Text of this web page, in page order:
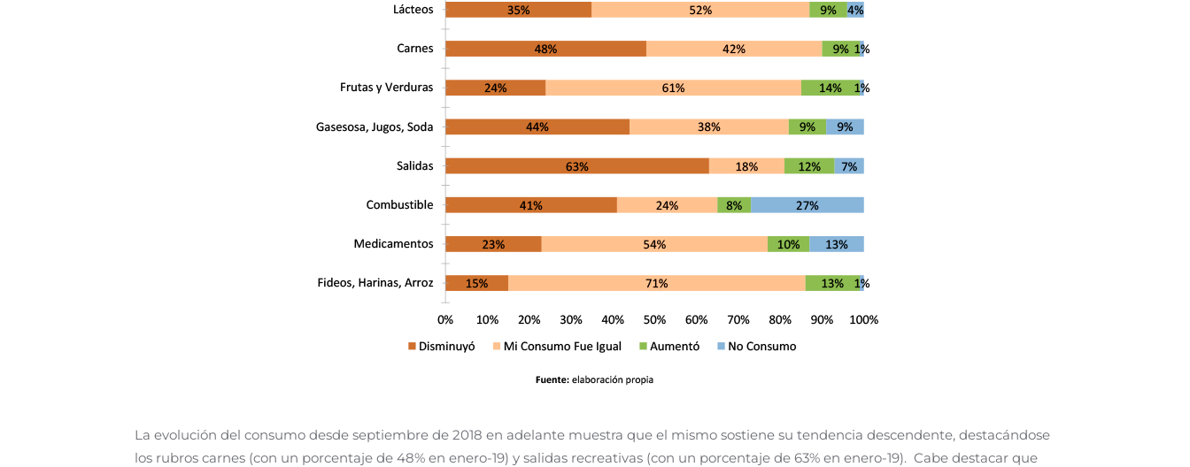
La evolución del consumo desde septiembre de 2018 en adelante muestra que el mismo sostiene su tendencia descendente, destacándose
los rubros carnes (con un porcentaje de 48% en enero-19) y salidas recreativas (con un porcentaje de 63% en enero-19). Cabe destacar que